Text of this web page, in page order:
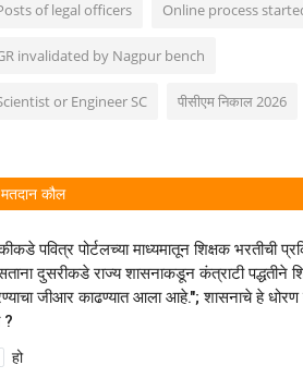
of legal officers Online process
invalidated by Nagpur bench
or Engineer SC पीसीएम निकाल 2026
मतदान कौल
पवित्र पोर्टलच्या माध्यमातून शिक्षक भरतीची
दुसरीकडे राज्य शासनाकडून कंत्राटी पद्धतीने
जीआर काढण्यात आला आहे."; शासनाचे हे धोरण
?
हो